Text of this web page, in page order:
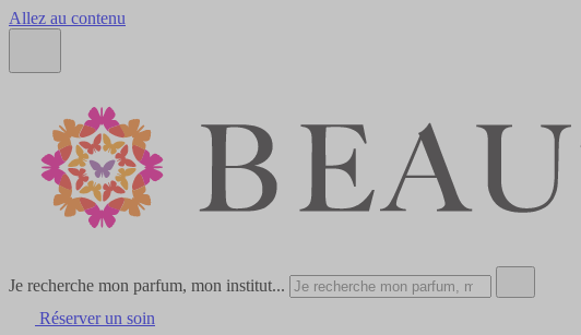
Allez au contenu
Je recherche mon parfum, mon institut...
Réserver un soin